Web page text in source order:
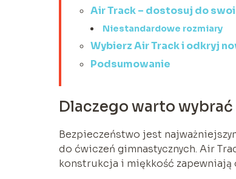
Air Track – dostosuj do
Niestandardowe rozmiary
Wybierz Air Track i odkryj
Podsumowanie
Dlaczego warto wybrać
Bezpieczeństwo jest
do ćwiczeń gimnastycznych. Air
konstrukcja i miękkość